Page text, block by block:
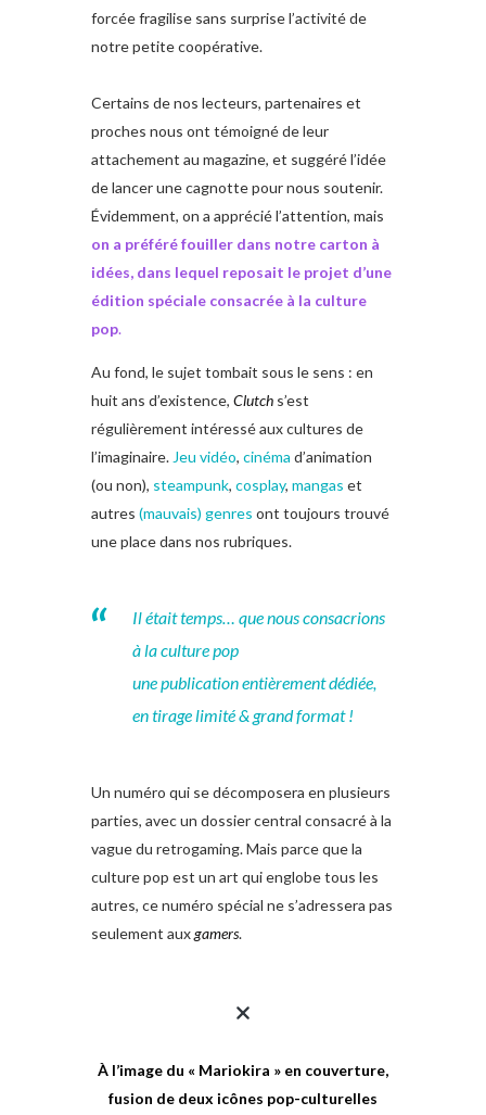
forcée fragilise sans surprise l’activité de
notre petite coopérative.
Certains de nos lecteurs, partenaires et
proches nous ont témoigné de leur
attachement au magazine, et suggéré l’idée
de lancer une cagnotte pour nous soutenir.
Évidemment, on a apprécié l’attention, mais
on a préféré fouiller dans notre carton à
idées, dans lequel reposait le projet d’une
édition spéciale consacrée à la culture
pop.
Au fond, le sujet tombait sous le sens : en
huit ans d’existence, Clutch s’est
régulièrement intéressé aux cultures de
l’imaginaire. Jeu vidéo, cinéma d’animation
(ou non), steampunk, cosplay, mangas et
autres (mauvais) genres ont toujours trouvé
une place dans nos rubriques.
Il était temps… que nous consacrions
à la culture pop
une publication entièrement dédiée,
en tirage limité & grand format !
Un numéro qui se décomposera en plusieurs
parties, avec un dossier central consacré à la
vague du retrogaming. Mais parce que la
culture pop est un art qui englobe tous les
autres, ce numéro spécial ne s’adressera pas
seulement auxgamers.
À l’image du « Mariokira » en couverture,
fusion de deux icônes pop-culturelles